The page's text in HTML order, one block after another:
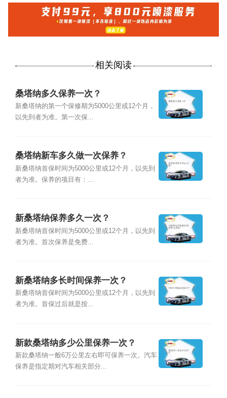
相关阅读
桑塔纳多久保养一次？
新桑塔纳的第一个保修期为5000公里或12个月，
以先到者为准。第一次保...
桑塔纳新车多久做一次保养？
新桑塔纳首保时间为5000公里或12个月，以先到
者为准。保养的项目有：...
新桑塔纳保养多久一次？
新桑塔纳首保时间为5000公里或12个月，以先到
者为准。首次保养是免费...
新桑塔纳多长时间保养一次？
新桑塔纳首保时间为5000公里或12个月，以先到
者为准。首保过后就是按...
新款桑塔纳多少公里保养一次？
新款桑塔纳一般6万公里左右即可保养一次。汽车
保养是指定期对汽车相关部分...